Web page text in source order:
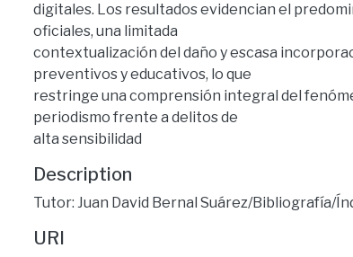
digitales. Los resultados evidencian el
oficiales, una limitada
contextualización del daño y escasa
preventivos y educativos, lo que
restringe una comprensión integral del
periodismo frente a delitos de
alta sensibilidad
Description
Tutor: Juan David Bernal Suárez/Bibliografía/
URI